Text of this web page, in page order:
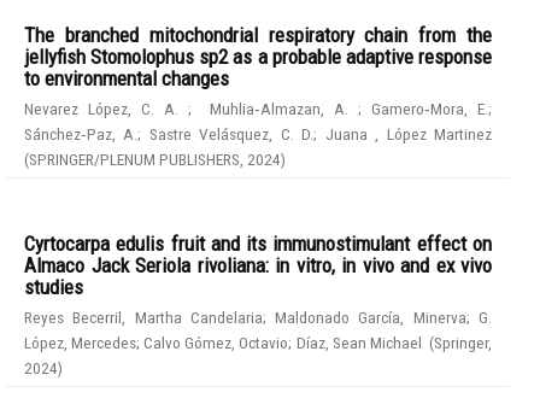
The branched mitochondrial respiratory chain from the
jellyfish Stomolophus sp2 as a probable adaptive response
to environmental changes
Nevarez López, C. A. ; Muhlia‑Almazan, A.;Gamero‑Mora, E.;
Sánchez‑Paz, A.; Sastre Velásquez, C. D.; Juana , López Martinez
(SPRINGER/PLENUM PUBLISHERS 2024)
Cyrtocarpa edulis fruit and its immunostimulant effect on
Almaco Jack Seriola rivoliana: in vitro, in vivo and ex vivo
studies
Reyes Becerril, Martha Candelaria;Maldonado García, Minerva;G.
López, Mercedes;Calvo Gómez, Octavio; Díaz, Sean Michael (Springer,
2024)